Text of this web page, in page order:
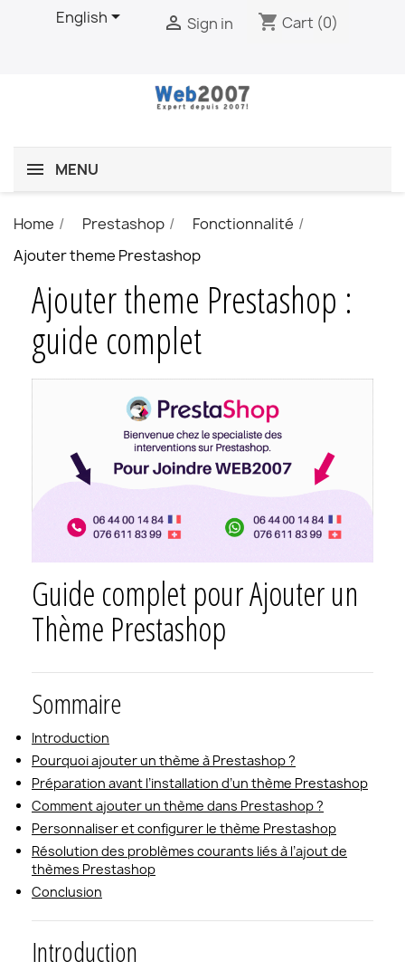
English  Sign in shopping_cart Cart (0)
MENU
Home Prestashop
Fonctionnalité
Ajouter theme Prestashop
Ajouter theme Prestashop :
guide complet
Guide complet pour Ajouter un
Thème Prestashop
Sommaire
Introduction
Pourquoi ajouter un thème à Prestashop ?
Préparation avant l’installation d’un thème Prestashop
Comment ajouter un thème dans Prestashop ?
Personnaliser et configurer le thème Prestashop
Résolution des problèmes courants liés à l’ajout de
thèmes Prestashop
Conclusion
Introduction